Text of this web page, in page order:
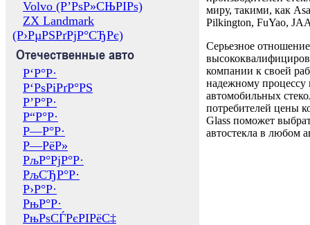
Volvo (Р’РѕР»СЊРІРѕ)
ZX Landmark
(Р›РµРЅРґРјР°СЂРє)
Отечественные авто
Р‘Р°Р·
Р‘РѕРіРґР°РЅ
Р’Р°Р·
Р“Р°Р·
Р—Р°Р·
Р—РёР»
РљР°РјР°Р·
РљСЂР°Р·
Р›Р°Р·
РњР°Р·
РњРѕСЃРєРІРёС‡
миру, такими, как
Pilkington, FuYao,
Серьезное отношение
компании к своей
надежному процессу
автомобильных
потребителей цены
Glass поможет
автостекла в любом